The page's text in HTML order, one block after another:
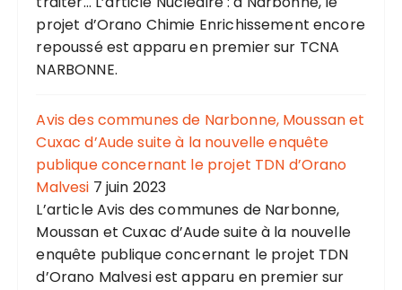
projet d’Orano Chimie Enrichissement encore
repoussé est apparu en premier sur TCNA
NARBONNE.
Avis des communes de Narbonne, Moussan et
Cuxac d’Aude suite à la nouvelle enquête
publique concernant le projet TDN d’Orano
Malvesi 7 juin 2023
L’article Avis des communes de Narbonne,
Moussan et Cuxac d’Aude suite à la nouvelle
enquête publique concernant le projet TDN
d’Orano Malvesi est apparu en premier sur